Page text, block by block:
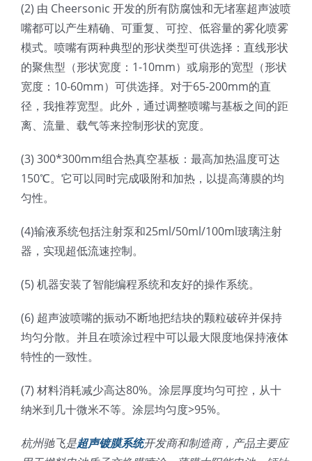
超声波喷涂原理
喷涂的影响因素
流量
双进液
喷嘴兼容性
(2) 由 Cheersonic 开发的所有防腐蚀和无堵塞超声波喷
嘴都可以产生精确、可重复、可控、低容量的雾化喷雾
模式。喷嘴有两种典型的形状类型可供选择：直线形状
的聚焦型（形状宽度：1-10mm）或扇形的宽型（形状
宽度：10-60mm）可供选择。对于65-200mm的直
径，我推荐宽型。此外，通过调整喷嘴与基板之间的距
离、流量、载气等来控制形状的宽度。
(3) 300*300mm组合热真空基板：最高加热温度可达
150℃。它可以同时完成吸附和加热，以提高薄膜的均
匀性。
(4)输液系统包括注射泵和25ml/50ml/100ml玻璃注射
器，实现超低流速控制。
(5) 机器安装了智能编程系统和友好的操作系统。
(6) 超声波喷嘴的振动不断地把结块的颗粒破碎并保持
均匀分散。并且在喷涂过程中可以最大限度地保持液体
特性的一致性。
(7) 材料消耗减少高达80%。涂层厚度均匀可控，从十
纳米到几十微米不等。涂层均匀度>95%。
杭州驰飞是超声镀膜系统开发商和制造商，产品主要应